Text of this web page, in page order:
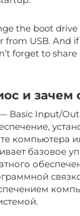
the boot
from USB. And
forget to
и зачем
Basic Input/
компьютера
базовое